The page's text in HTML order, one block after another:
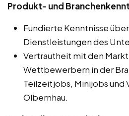
Produkt- und
Fundierte Kenntnisse
Dienstleistungen des
Vertrautheit mit den
Wettbewerbern in der
Teilzeitjobs, Minijobs und
Olbernhau.